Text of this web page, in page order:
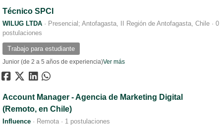
Técnico SPCI
WILUG LTDA · Presencial; Antofagasta, II Región de Antofagasta, Chile · 0
postulaciones
Trabajo para estudiante
Junior (de 2 a 5 años de experiencia)Ver más
Account Manager - Agencia de Marketing Digital
(Remoto, en Chile)
Influence · Remota · 1 postulaciones